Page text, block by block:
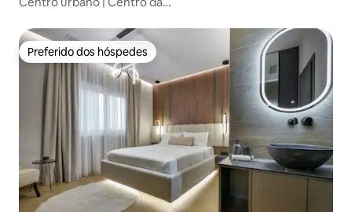
Preferido dos hóspedes
Preferido dos hóspedes